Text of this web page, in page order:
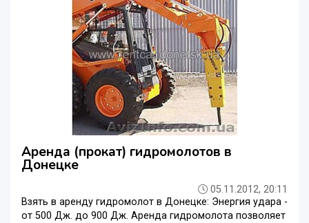
Аренда (прокат) гидромолотов в
Донецке
05.11.2012, 20:11
Взять в аренду гидромолот в Донецке: Энергия удара -
от 500 Дж. до 900 Дж. Аренда гидромолота позволяет